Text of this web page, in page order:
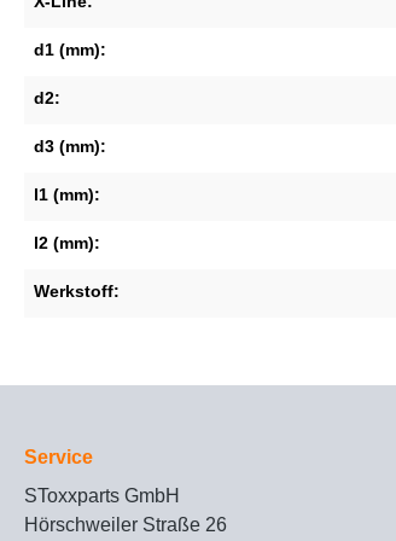
d1 (mm):
d2:
d3 (mm):
l1 (mm):
l2 (mm):
Werkstoff:
Service
SToxxparts GmbH
Hörschweiler Straße 26